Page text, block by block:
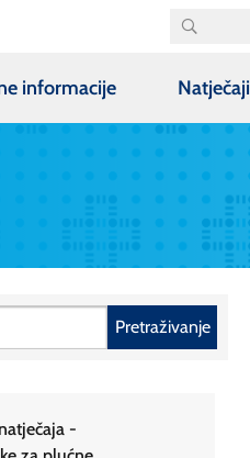
informacije Natječaji
Pretraživanje
-